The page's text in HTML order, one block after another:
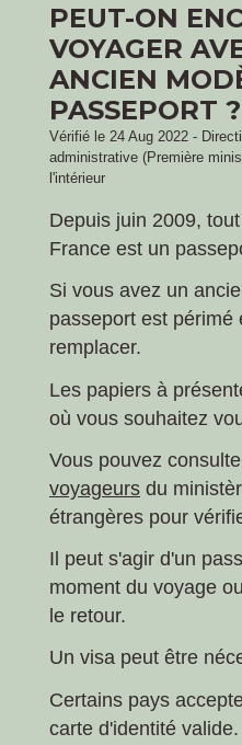
PEUT-ON
VOYAGER
ANCIEN
PASSEPORT ?
Vérifié le 24 Aug 2022 -
administrative (Première
l'intérieur
Depuis juin 2009,
France est un
Si vous avez un
passeport est périmé
remplacer.
Les papiers à
où vous souhaitez
Vous pouvez
voyageurs du
étrangères pour
Il peut s'agir d'un
moment du voyage
le retour.
Un visa peut être
Certains pays
carte d'identité valide.